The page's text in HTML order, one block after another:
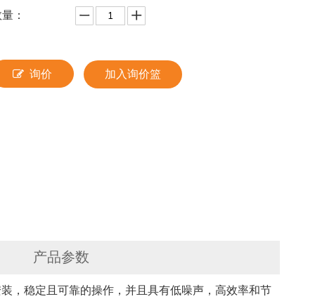
：
询价 加入询价篮
产品参数
，稳定且可靠的操作，并且具有低噪声，高效率和节